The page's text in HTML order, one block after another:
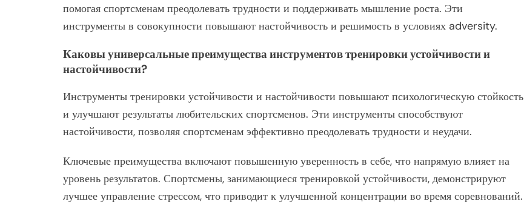
помогая спортсменам преодолевать трудности и поддерживать мышление роста. Эти
инструменты в совокупности повышают настойчивость и решимость в условиях adversity.
Каковы универсальные преимущества инструментов тренировки устойчивости и
настойчивости?
Инструменты тренировки устойчивости и настойчивости повышают психологическую стойкость
и улучшают результаты любительских спортсменов. Эти инструменты способствуют
настойчивости, позволяя спортсменам эффективно преодолевать трудности и неудачи.
Ключевые преимущества включают повышенную уверенность в себе, что напрямую влияет на
уровень результатов. Спортсмены, занимающиеся тренировкой устойчивости, демонстрируют
лучшее управление стрессом, что приводит к улучшенной концентрации во время соревнований.